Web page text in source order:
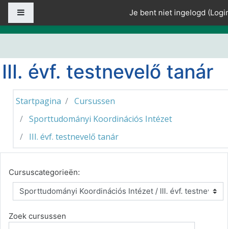
Ga naar hoofdinhoud
Je bent niet ingelogd (
III. évf. testnevelő tanár
Startpagina
Cursussen
Sporttudományi Koordinációs Intézet
III. évf. testnevelő tanár
Cursuscategorieën:
Zoek cursussen